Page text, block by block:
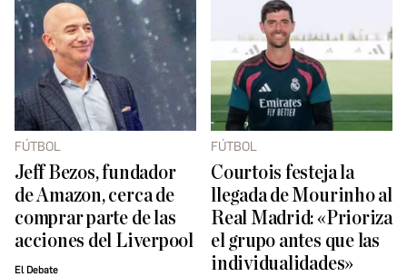
FÚTBOL
Jeff Bezos, fundador
de Amazon, cerca de
comprar parte de las
acciones del Liverpool
El Debate
FÚTBOL
Courtois festeja la
llegada de Mourinho al
Real Madrid: «Prioriza
el grupo antes que las
individualidades»